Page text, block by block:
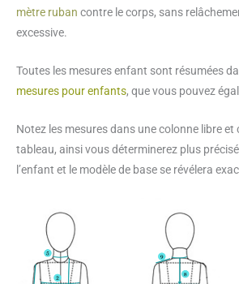
mètre ruban contre le corps, sans
excessive.
Toutes les mesures enfant sont résumées
mesures pour enfants, que vous pouvez
Notez les mesures dans une colonne libre et
tableau, ainsi vous déterminerez plus
l’enfant et le modèle de base se révélera